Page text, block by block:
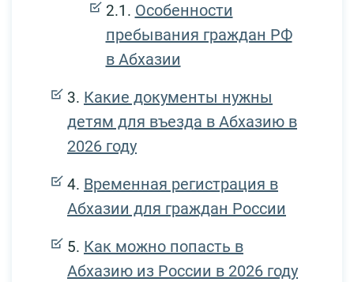
Особенности
пребывания граждан РФ
в Абхазии
Какие документы нужны
детям для въезда в Абхазию в
2026 году
Временная регистрация в
Абхазии для граждан России
Как можно попасть в
Абхазию из России в 2026 году